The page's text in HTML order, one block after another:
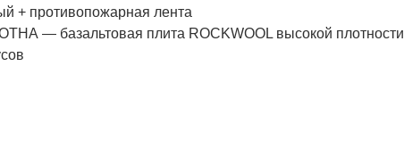
противопожарная лента
базальтовая плита ROCKWOOL высокой плотности